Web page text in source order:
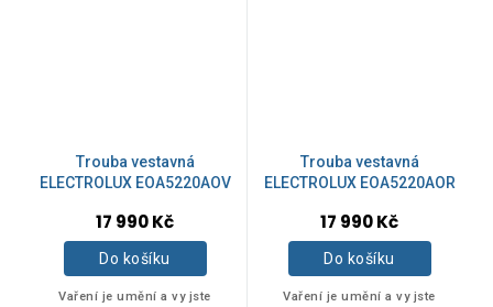
Trouba vestavná
ELECTROLUX EOA5220AOV
17 990 Kč
Do košíku
Vaření je umění a vy jste
Trouba vestavná
ELECTROLUX EOA5220AOR
17 990 Kč
Do košíku
Vaření je umění a vy jste